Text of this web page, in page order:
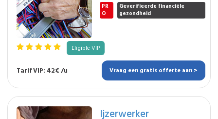
PR
O
Geverifieerde financiële
gezondheid
Eligible VIP
Tarif VIP: 42€ /u Vraag een gratis offerte aan >
Ijzerwerker